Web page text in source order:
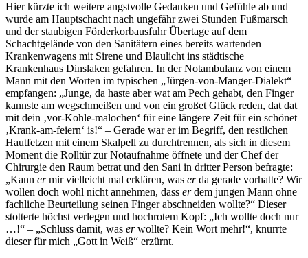
Hier kürzte ich weitere angstvolle Gedanken und Gefühle ab und
wurde am Hauptschacht nach ungefähr zwei Stunden Fußmarsch
und der staubigen Förderkorbausfuhr Übertage auf dem
Schachtgelände von den Sanitätern eines bereits wartenden
Krankenwagens mit Sirene und Blaulicht ins städtische
Krankenhaus Dinslaken gefahren. In der Notambulanz von einem
Mann mit den Worten im typischen
Jürgen-von-Manger-Dialekt
empfangen:
Junge, da haste aber wat am Pech gehabt, den Finger
kannste am wegschmeißen und von ein großet Glück reden, dat dat
mit dein vor-Kohle-malochen für eine längere Zeit für ein schönet
Krank-am-feiern is!
– Gerade war er im Begriff, den restlichen
Hautfetzen mit einem Skalpell zu durchtrennen, als sich in diesem
Moment die Rolltür zur Notaufnahme öffnete und der Chef der
Chirurgie den Raum betrat und den Sani in dritter Person befragte:
Kann ermir vielleicht mal erklären, was erda gerade vorhatte? Wir
wollen doch wohl nicht annehmen, dass erdem jungen Mann ohne
fachliche Beurteilung seinen Finger abschneiden wollte?
Dieser
stotterte höchst verlegen und hochrotem Kopf:
Ich wollte doch nur
…!
– Schluss damit, was erwollte? Kein Wort mehr! , knurrte
dieser für mich
Gott in Weiß
erzürnt.